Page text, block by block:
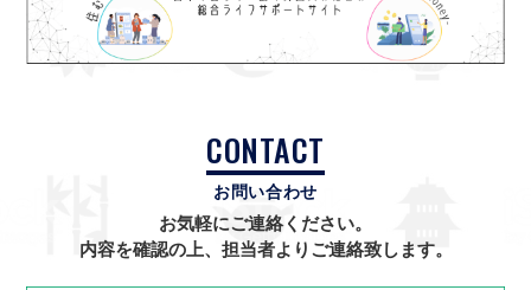
CONTACT
お問い合わせ
お気軽にご連絡ください。
内容を確認の上、担当者よりご連絡致します。